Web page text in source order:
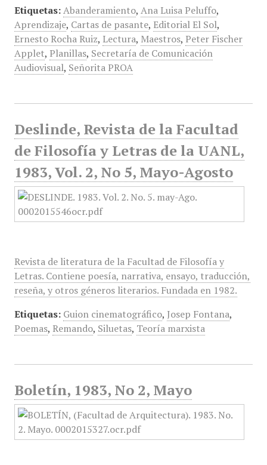
Etiquetas: Abanderamiento, Ana Luisa Peluffo,
Aprendizaje, Cartas de pasante, Editorial El Sol,
Ernesto Rocha Ruiz, Lectura, Maestros, Peter Fischer
Applet, Planillas, Secretaría de Comunicación
Audiovisual, Señorita PROA
Deslinde, Revista de la Facultad
de Filosofía y Letras de la UANL,
1983, Vol. 2, No 5, Mayo-Agosto
Revista de literatura de la Facultad de Filosofía y
Letras. Contiene poesía, narrativa, ensayo, traducción,
reseña, y otros géneros literarios. Fundada en 1982.
Etiquetas: Guion cinematográfico, Josep Fontana,
Poemas, Remando, Siluetas, Teoría marxista
Boletín, 1983, No 2, Mayo